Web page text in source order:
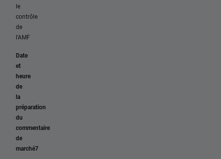
le
contrôle
de
l'AMF
Date
et
heure
de
la
préparation
du
commentaire
de
marché7